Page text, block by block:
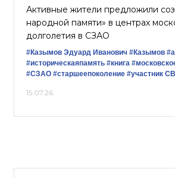
Активные жители предложили
народной памяти» в центрах
долголетия в СЗАО
#Казымов Эдуард Иванович #Казымов
#историческаяпамять #книга
#СЗАО #старшеепоколение #участник
15.07.26